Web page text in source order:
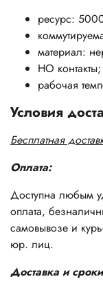
ресурс:
материал:
НО контакты;
рабочая
Условия
Бесплатная
Оплата:
Доступна любым
оплата,
самовывозе и
юр. лиц.
Доставка и